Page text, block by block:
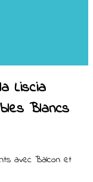
Liscia
Blancs
avec Balcon et